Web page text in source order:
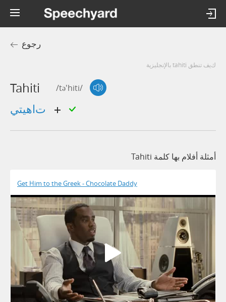
رجوع
كيف تنطق tahiti بالإنجليزية
Tahiti /tə'hiti/
أمثلة أفلام بها كلمة Tahiti
Get Him to the Greek - Chocolate Daddy